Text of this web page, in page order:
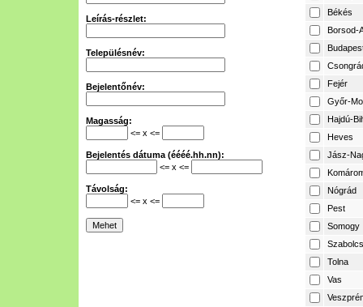
Leírás-részlet:
Településnév:
Bejelentőnév:
Magasság:
<= x <=
Bejelentés dátuma (éééé.hh.nn):
<= x <=
Távolság:
<= x <=
Békés
Borsod-
Fejér
Győr-
Hajdú-
Heves
Jász-
Nógrád
Pest
Somogy
Tolna
Vas